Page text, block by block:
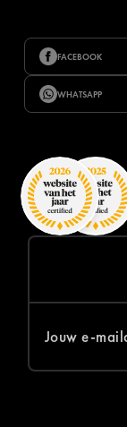
FACEBOOK
WHATSAPP